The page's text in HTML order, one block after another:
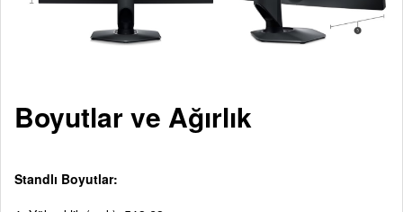
Boyutlar ve Ağırlık
Standlı Boyutlar: